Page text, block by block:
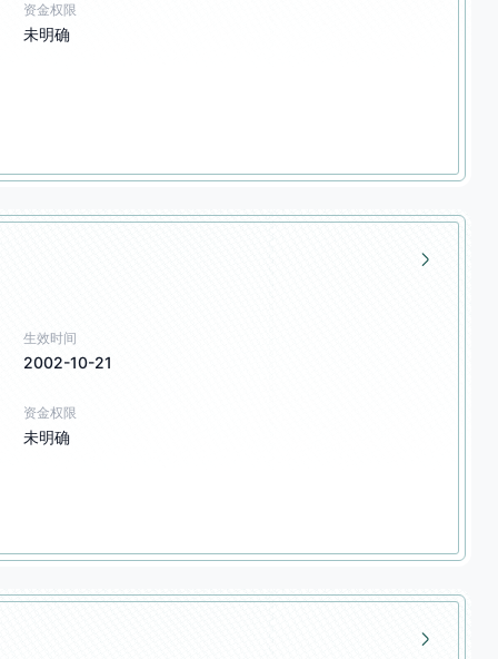
资金权限
未明确
生效时间
2002-10-21
资金权限
未明确